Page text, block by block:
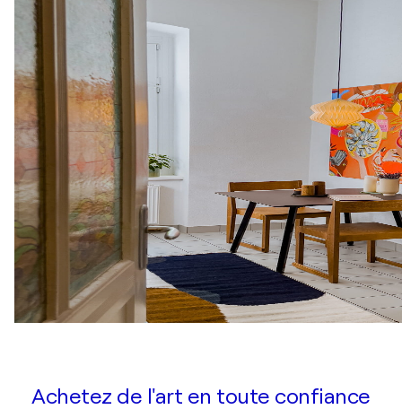
Achetez de l'art en toute confiance